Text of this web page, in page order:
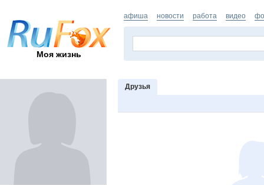
Моя жизнь
афиша новости работа видео
Друзья